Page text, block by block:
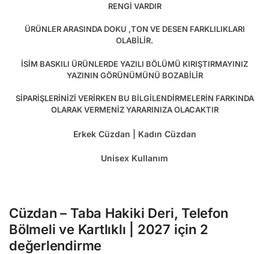
RENGİ VARDIR
ÜRÜNLER ARASINDA DOKU ,TON VE DESEN FARKLILIKLARI
OLABİLİR.
İSİM BASKILI ÜRÜNLERDE YAZILI BÖLÜMÜ KIRIŞTIRMAYINIZ
YAZININ GÖRÜNÜMÜNÜ BOZABİLİR
SİPARİŞLERİNİZİ VERİRKEN BU BİLGİLENDİRMELERİN FARKINDA
OLARAK VERMENİZ YARARINIZA OLACAKTIR
Erkek Cüzdan | Kadın Cüzdan
Unisex Kullanım
Cüzdan – Taba Hakiki Deri, Telefon
Bölmeli ve Kartlıklı | 2027 için 2
değerlendirme